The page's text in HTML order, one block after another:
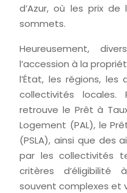
d’Azur, où les prix
sommets.
Heureusement,
l’accession à la
l’État, les régions,
collectivités locales.
retrouve le Prêt à
Logement (PAL), le
(PSLA), ainsi que des
par les collectivités
critères d’éligibilité
souvent complexes et